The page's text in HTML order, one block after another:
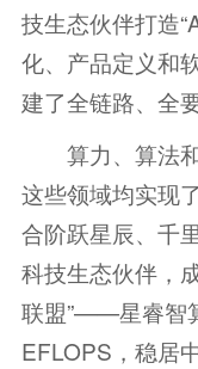
技生态伙伴打造
化、产品定义和
建了全链路、全
算力、算法和
这些领域均实现
合阶跃星辰、千
科技生态伙伴，
联盟”——星睿智
EFLOPS，稳居